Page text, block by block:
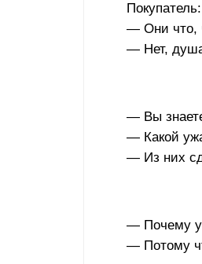
Покупатель:
— Они что,
— Нет,
— Вы
— Какой
— Из них
— Почему у
— Потому